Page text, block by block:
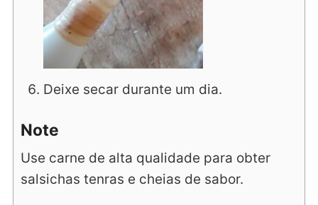
Deixe secar durante um dia.
Note
Use carne de alta qualidade para obter
salsichas tenras e cheias de sabor.